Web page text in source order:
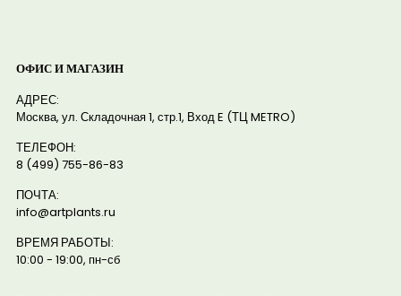
ОФИС И МАГАЗИН
АДРЕС:
Москва, ул. Складочная 1, стр.1, Вход E (ТЦ METRO)
ТЕЛЕФОН:
8 (499) 755-86-83
ПОЧТА:
info@artplants.ru
ВРЕМЯ РАБОТЫ:
10:00 - 19:00, пн-сб